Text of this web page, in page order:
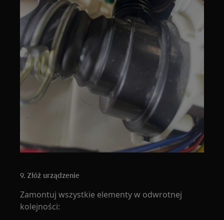
9. Złóż urządzenie
Zamontuj wszystkie elementy w odwrotnej
kolejności: